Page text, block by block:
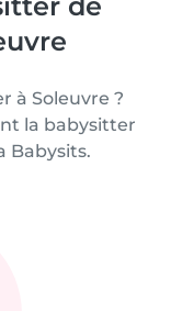
à Soleuvre ?
la babysitter
Babysits.